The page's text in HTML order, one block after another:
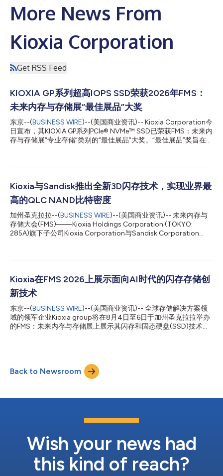
More News From
Kioxia Corporation
Get RSS Feed
KIOXIA GP系列超高IOPS SSD荣获2026年FMS：
未来内存与存储展“最佳展品”大奖
东京--(BUSINESS WIRE)--(美国商业资讯)-- Kioxia Corporation今
日宣布，其KIOXIA GP系列PCIe® NVMe™ SSD已荣获FMS：未来内
存与存储展“专业存储”类别的“最佳展品”大奖。“最佳展品”奖旨在表
AI基础设施打造，也是业界首款*1专为GPU直接访问优化的超高
存，在512字节数据访问下可提供高达1000万随机读取IOPS*2，
让闪存能够作为高性能内存扩展层，帮助提升AI工作负载的GPU利
用率。 未来内存与存储展大会总监George Mullins表示：“随着AI基
础设施不断演进，存储正成为下一代系统架构的关键推动因素。
KIOXIA GP系列体现了KIOXIA在闪存和AI存储技术上的持续创新。
通过以前瞻性的存储架构满足新兴的AI基础设施需求，KIOXIA GP
系列荣获今年FMS‘专业存储’类别的‘最佳展品’奖可谓实...
Kioxia与Sandisk推出全新3D闪存技术，实现业界最
高的QLC NAND比特密度
加州圣克拉拉--(BUSINESS WIRE)--(美国商业资讯)-- 未来内存与
存储大会(FMS)——Kioxia Holdings Corporation (TOKYO:
285A)旗下子公司Kioxia Corporation与Sandisk Corporation
37 Gb/mm²，树立了比特密度、性能和能效的行业标杆1。 新一代
CMOS逻辑电路和存储阵列分别在不同的晶圆上制造，然后通过高
精度的晶圆对晶圆对准将它们键合在一起，与第八代3D闪存相
比，提高了读写带宽，并成为业界首款达到4.8 Gb/s3接口的QLC
3D闪存技术。 此外，额外的接口改进提升了I/O数据输出的传输能
效。这些大幅度的能效升级直接解决了现代AI和云基础设施面临的
功耗与散热挑战。 Kioxia首席技术官Hideshi Miyajima表示：“随着
AI持续支撑社会的进步，其应用正从生成式AI扩展到基于智能体
Kioxia在FMS 2026上展示面向AI时代的闪存存储创
新技术
东京--(BUSINESS WIRE)--(美国商业资讯)-- 全球存储解决方案领
域的领军企业Kioxia group将在8月4日至6日于加州圣克拉拉举办
的FMS：未来内存与存储展上展示其闪存和固态硬盘(SSD)技术
下一代AI基础设施所需的性能、可扩展性和效率的创新技术。 FMS
2026上的亮点包括近期发布的KIOXIA CM10系列PCIe® 6.0企业级
SSD和KIOXIA NX1系列SSD，这两款产品均支持直接液冷。专为AI
FLASH™第十代闪存的企业级驱动器，而KIOXIA NX1系列则代表了
Kioxia将发表主旨演讲并参与多场涵盖广泛议题的会议。 主旨演
讲： 《利用闪存和SSD为AI时代重新定义数据中心存储...
Back to Newsroom
Wish your news had
this kind of reach?